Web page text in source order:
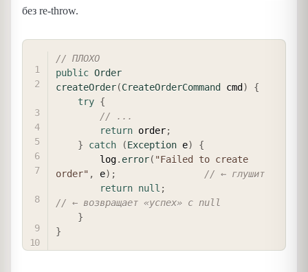
без re-throw.
// ПЛОХО
public Order
createOrder(CreateOrderCommand cmd )
{
try {
// ...
return order;
}
catch (Exception e)
{
        log
. error( "Failed to create
order" , e) ;
// ← глушит
return null ;
// ← возвращает «успех» с null
}
}